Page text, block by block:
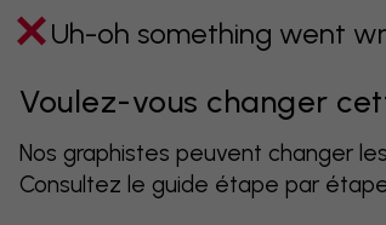
Uh-oh something went
Voulez-vous changer
Nos graphistes peuvent changer
Consultez le guide étape par